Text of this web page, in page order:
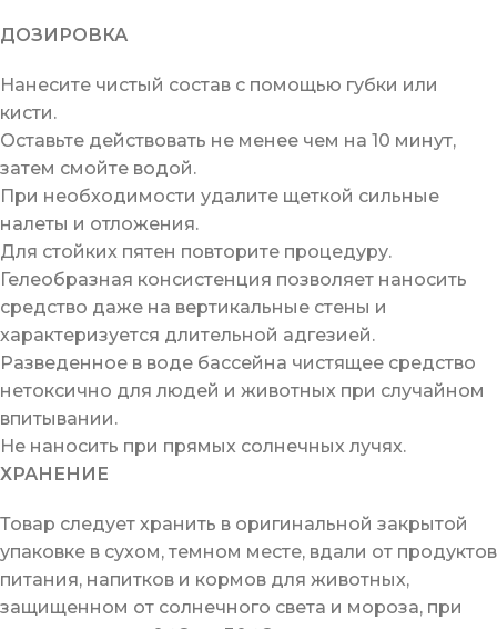
ДОЗИРОВКА
Нанесите чистый состав с помощью губки или
кисти.
Оставьте действовать не менее чем на 10 минут,
затем смойте водой.
При необходимости удалите щеткой сильные
налеты и отложения.
Для стойких пятен повторите процедуру.
Гелеобразная консистенция позволяет наносить
средство даже на вертикальные стены и
характеризуется длительной адгезией.
Разведенное в воде бассейна чистящее средство
нетоксично для людей и животных при случайном
впитывании.
Не наносить при прямых солнечных лучях.
ХРАНЕНИЕ
Товар следует хранить в оригинальной закрытой
упаковке в сухом, темном месте, вдали от продуктов
питания, напитков и кормов для животных,
защищенном от солнечного света и мороза, при